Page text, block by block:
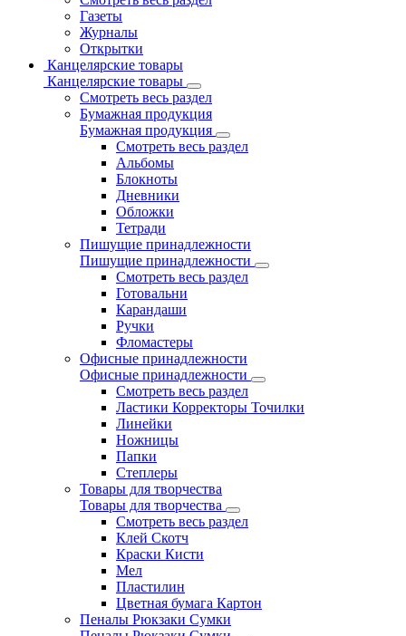
Газеты
Журналы
Открытки
Канцелярские товары
Канцелярские товары
Смотреть весь раздел
Бумажная продукция
Бумажная продукция
Смотреть весь раздел
Альбомы
Блокноты
Дневники
Обложки
Тетради
Пишущие принадлежности
Пишущие принадлежности
Смотреть весь раздел
Готовальни
Карандаши
Ручки
Фломастеры
Офисные принадлежности
Офисные принадлежности
Смотреть весь раздел
Ластики Корректоры Точилки
Линейки
Ножницы
Папки
Степлеры
Товары для творчества
Товары для творчества
Смотреть весь раздел
Клей Скотч
Краски Кисти
Мел
Пластилин
Цветная бумага Картон
Пеналы Рюкзаки Сумки